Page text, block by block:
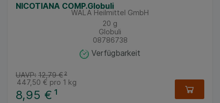
NICOTIANA COMP.Globuli
WALA Heilmittel GmbH
20 g
Globuli
08786738
Verfügbarkeit
8,95 € ¹
UAVP: 12,79 €²
447,50 € pro 1 kg